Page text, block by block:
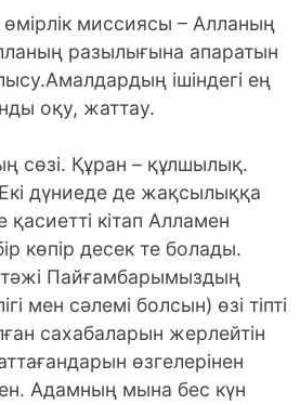
миссиясы – Алланың
разылығына апаратын
ішіндегі ең
оқу, жаттау.
сөзі. Құран – құлшылық.
дүниеде де жақсылыққа
кітап Алламен
көпір десек те болады.
Пайғамбарымыздың
мен сәлемі болсын) өзі тіпті
сахабаларын жерлейтін
өзгелерінен
Адамның мына бес күн